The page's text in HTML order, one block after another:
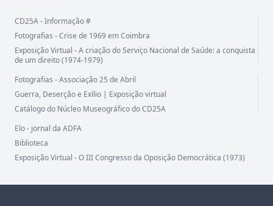
CD25A - Informação #
Fotografias - Crise de 1969 em Coimbra
Exposição Virtual - A criação do Serviço Nacional de Saúde: a conquista
de um direito (1974-1979)
Fotografias - Associação 25 de Abril
Guerra, Deserção e Exílio | Exposição virtual
Catálogo do Núcleo Museográfico do CD25A
Elo - jornal da ADFA
Biblioteca
Exposição Virtual - O III Congresso da Oposição Democrática (1973)